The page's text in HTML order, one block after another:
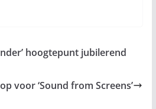
hoogtepunt jubilerend
voor ‘Sound from Screens’